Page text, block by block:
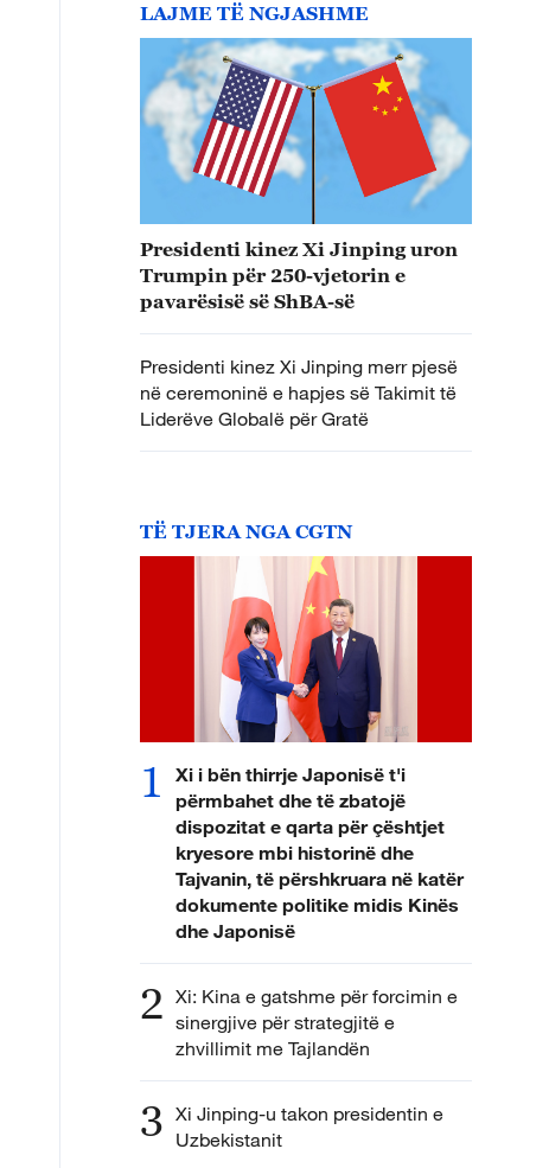
LAJME TË NGJASHME
Presidenti kinez Xi Jinping uron
Trumpin për 250-vjetorin e
pavarësisë së ShBA-së
Presidenti kinez Xi Jinping merr pjesë
në ceremoninë e hapjes së Takimit të
Liderëve Globalë për Gratë
TË TJERA NGA CGTN
1
Xi i bën thirrje Japonisë t'i
përmbahet dhe të zbatojë
dispozitat e qarta për çështjet
kryesore mbi historinë dhe
Tajvanin, të përshkruara në katër
dokumente politike midis Kinës
dhe Japonisë
2 Xi: Kina e gatshme për forcimin e
sinergjive për strategjitë e
zhvillimit me Tajlandën
3 Xi Jinping-u takon presidentin e
Uzbekistanit